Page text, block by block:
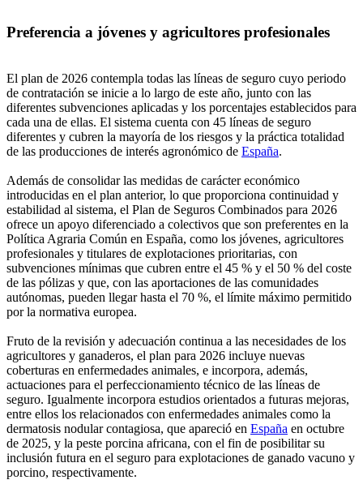
Preferencia a jóvenes y agricultores profesionales
El plan de 2026 contempla todas las líneas de seguro cuyo periodo
de contratación se inicie a lo largo de este año, junto con las
diferentes subvenciones aplicadas y los porcentajes establecidos para
cada una de ellas. El sistema cuenta con 45 líneas de seguro
diferentes y cubren la mayoría de los riesgos y la práctica totalidad
de las producciones de interés agronómico de España.
Además de consolidar las medidas de carácter económico
introducidas en el plan anterior, lo que proporciona continuidad y
estabilidad al sistema, el Plan de Seguros Combinados para 2026
ofrece un apoyo diferenciado a colectivos que son preferentes en la
Política Agraria Común en España, como los jóvenes, agricultores
profesionales y titulares de explotaciones prioritarias, con
subvenciones mínimas que cubren entre el 45 % y el 50 % del coste
de las pólizas y que, con las aportaciones de las comunidades
autónomas, pueden llegar hasta el 70 %, el límite máximo permitido
por la normativa europea.
Fruto de la revisión y adecuación continua a las necesidades de los
agricultores y ganaderos, el plan para 2026 incluye nuevas
coberturas en enfermedades animales, e incorpora, además,
actuaciones para el perfeccionamiento técnico de las líneas de
seguro. Igualmente incorpora estudios orientados a futuras mejoras,
entre ellos los relacionados con enfermedades animales como la
dermatosis nodular contagiosa, que apareció en España en octubre
de 2025, y la peste porcina africana, con el fin de posibilitar su
inclusión futura en el seguro para explotaciones de ganado vacuno y
porcino, respectivamente.